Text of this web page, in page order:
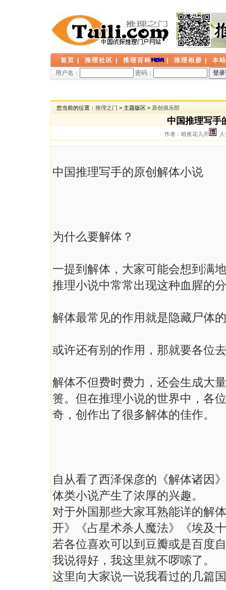
首页 推理社区 推理百科 推理相册
本
用户名：
密码：
您当前的位置： 推理之门 > 主题版区 > 原创俱乐部
中国推理写手
作者：暗夜花儿开 人
中国推理写手的原创解体小说
为什么要解体？
一提到解体，大家可能会想到满
推理小说中常常出现这种血腥的
解体最常见的作用就是隐藏尸体
或许还有别的作用，那就要各位
解体不但费时费力，还会生成大
篑。但在推理小说的世界中，各
奇，创作出了很多解体的佳作。
自从看了西泽保彦的《解体诸因
体类小说产生了浓厚的兴趣。
对于外国那些大家耳熟能详的解
开》《占星术杀人魔法》《埃及
若各位喜欢可以到豆瓣或是百度
我说得好，我这里就不啰嗦了。
这里向大家说一说我看过的几篇